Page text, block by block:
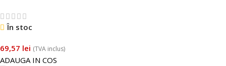
În stoc
69,57 lei (TVA inclus)
ADAUGA IN COS